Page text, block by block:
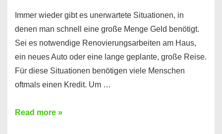
Immer wieder gibt es unerwartete Situationen, in
denen man schnell eine große Menge Geld benötigt.
Sei es notwendige Renovierungsarbeiten am Haus,
ein neues Auto oder eine lange geplante, große Reise.
Für diese Situationen benötigen viele Menschen
oftmals einen Kredit. Um …
Brauchen
Read more »